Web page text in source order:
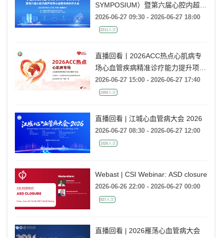
SYMPOSIUM）暨第六届心腔内超声
指导心血管疾病诊疗大会
2026-06-27 09:30 - 2026-06-27 18:00
2211人次
直播回看丨2026ACC热点心肌病专
场心血管疾病精准诊疗能力提升项目
广州场
2026-06-27 15:00 - 2026-06-27 17:40
1993人次
直播回看 | 江城心血管病大会 2026
2026-06-27 08:30 - 2026-06-27 12:00
1526人次
Webast | CSI Webinar: ASD closure
2026-06-26 22:00 - 2026-06-27 00:00
827人次
直播回看 | 2026雁荡心血管病大会